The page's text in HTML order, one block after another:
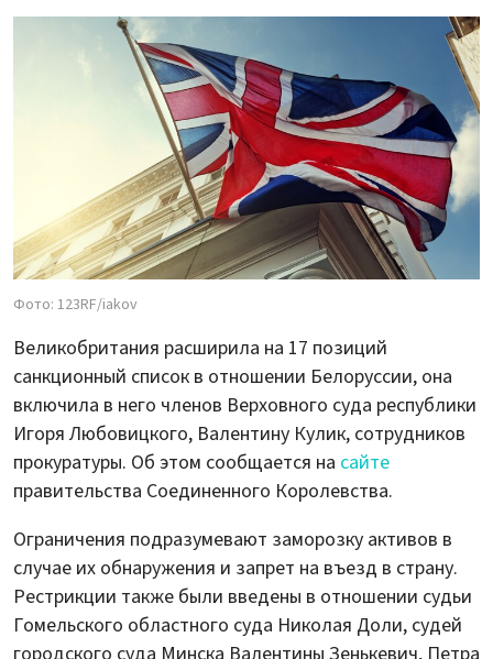
Фото: 123RF/iakov
Великобритания расширила на 17 позиций
санкционный список в отношении Белоруссии, она
включила в него членов Верховного суда республики
Игоря Любовицкого, Валентину Кулик, сотрудников
прокуратуры. Об этом сообщается на сайте
правительства Соединенного Королевства.
Ограничения подразумевают заморозку активов в
случае их обнаружения и запрет на въезд в страну.
Рестрикции также были введены в отношении судьи
Гомельского областного суда Николая Доли, судей